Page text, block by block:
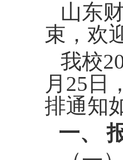
山东
束，欢
我校
月 25 日
排通知
一、